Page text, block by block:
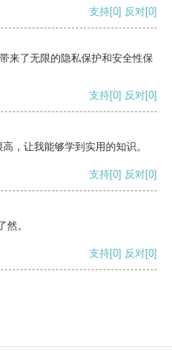
支持[0] 反对[0]
来了无限的隐私保护和安全性保
支持[0] 反对[0]
，让我能够学到实用的知识。
支持[0] 反对[0]
。
支持[0] 反对[0]